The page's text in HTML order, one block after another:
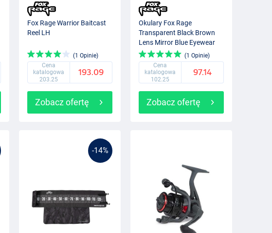
Fox Rage Warrior Baitcast
Reel LH
(1 Opinie)
Cena
katalogowa
203.25
193.09
Zobacz ofertę
Okulary Fox Rage
Transparent Black Brown
Lens Mirror Blue Eyewear
(1 Opinie)
Cena
katalogowa
102.25
97.14
Zobacz ofertę
-14%